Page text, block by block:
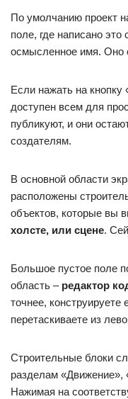
По умолчанию проект
поле, где написано
осмысленное имя. Оно
Если нажать на кнопку
доступен всем для
публикуют, и они
создателям.
В основной области
расположены
объектов, которые вы
холсте, или сцене.
Большое пустое поле
область – редактор
точнее, конструируете
перетаскиваете из
Строительные блоки
разделам «Движение»,
Нажимая на